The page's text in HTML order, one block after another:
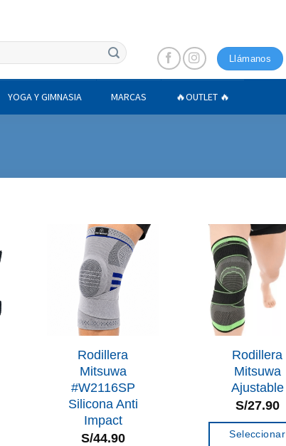
Llámanos
YOGA Y GIMNASIA MARCAS 🔥OUTLET 🔥
Rodillera
Mitsuwa
#W2116SP
Silicona Anti
Impact
S/44.90
Rodillera
Mitsuwa
Ajustable
S/27.90
Seleccionar